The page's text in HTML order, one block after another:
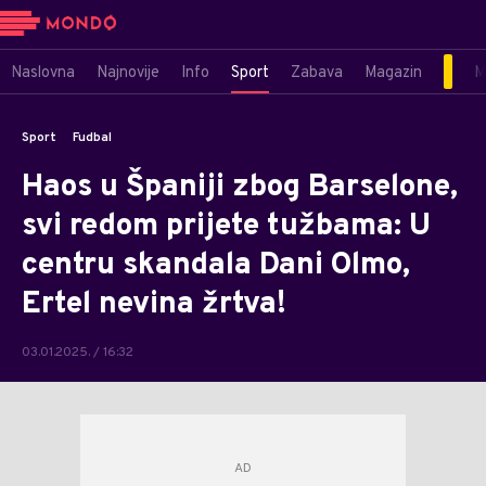
Naslovna Najnovije Info Sport Zabava Magazin
Sport Fudbal
Haos u Španiji zbog Barselone,
svi redom prijete tužbama: U
centru skandala Dani Olmo,
Ertel nevina žrtva!
03.01.2025. / 16:32